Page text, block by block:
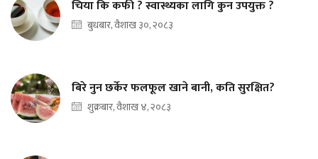
चिया कि कफी ? स्वास्थ्यका लागि कुन उपयुक्त ?
बुधबार, वैशाख ३०, २०८३
बिरे नुन छर्केर फलफूल खाने बानी, कति सुरक्षित?
शुक्रबार, वैशाख ४, २०८३